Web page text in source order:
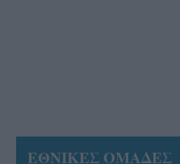
ΕΘΝΙΚΕΣ ΟΜΑΔΕΣ